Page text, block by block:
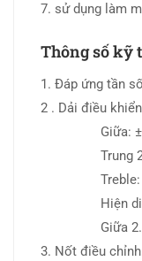
7. sử dụng làm
Thông số kỹ
1. Đáp ứng tần
2 . Dải điều
Giữa: ±
Trung 2: ±
Treble: ±
Hiện diện:
Giữa 2.
3. Nốt điều